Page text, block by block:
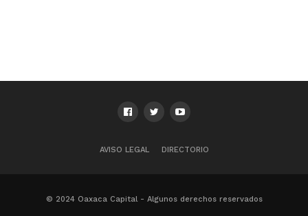
AVISO LEGAL DIRECTORIO
© 2024 Oaxaca Capital - Algunos derechos reservados